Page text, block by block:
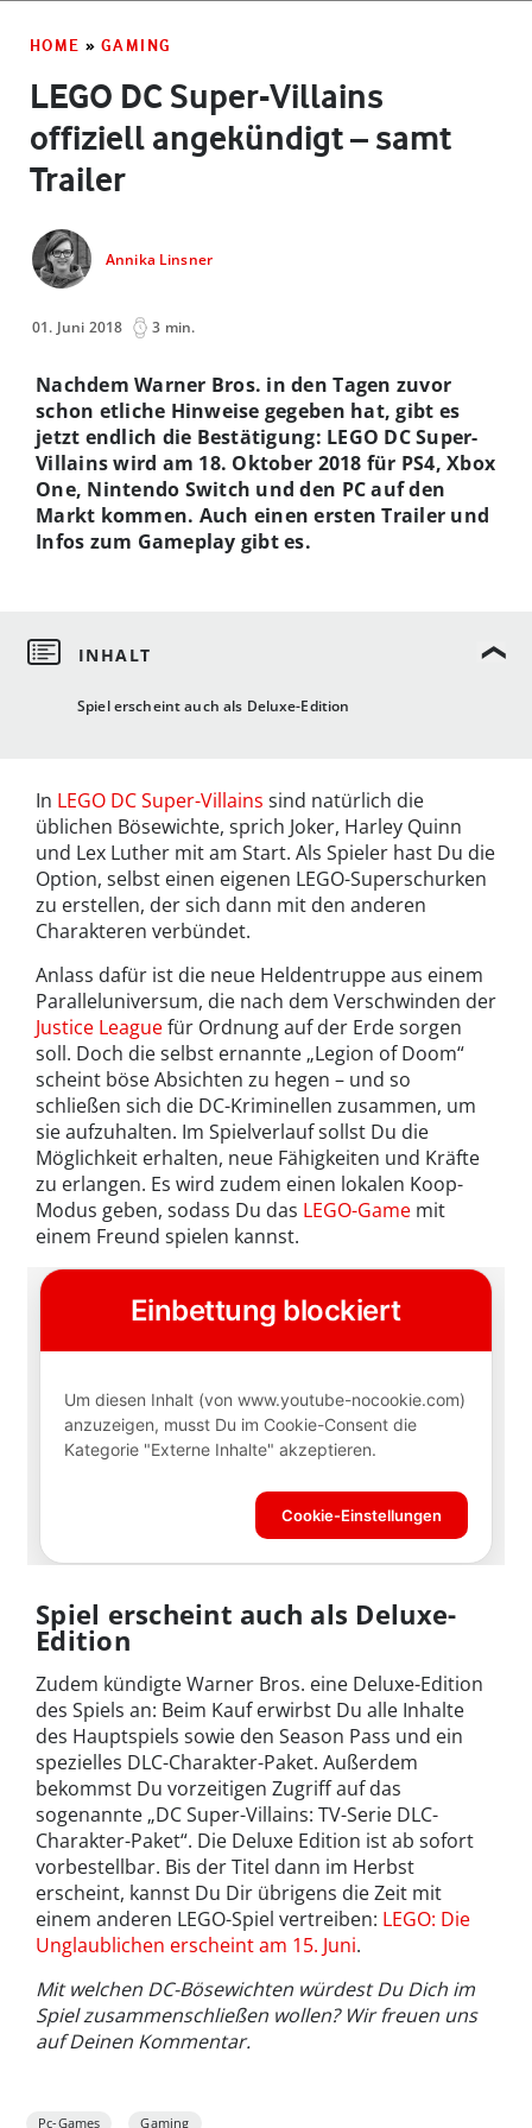
HOME » GAMING
LEGO DC Super-Villains
offiziell angekündigt – samt
Trailer
Annika Linsner
01. Juni 2018 3 min.
Spiel erscheint auch als Deluxe-Edition
Nachdem Warner Bros. in den Tagen zuvor
schon etliche Hinweise gegeben hat, gibt es
jetzt endlich die Bestätigung: LEGO DC Super-
Villains wird am 18. Oktober 2018 für PS4, Xbox
One, Nintendo Switch und den PC auf den
Markt kommen. Auch einen ersten Trailer und
Infos zum Gameplay gibt es.
In LEGO DC Super-Villains sind natürlich die
üblichen Bösewichte, sprich Joker, Harley Quinn
und Lex Luther mit am Start. Als Spieler hast Du die
Option, selbst einen eigenen LEGO-Superschurken
zu erstellen, der sich dann mit den anderen
Charakteren verbündet.
Anlass dafür ist die neue Heldentruppe aus einem
Paralleluniversum, die nach dem Verschwinden der
Justice Leaguefür Ordnung auf der Erde sorgen
soll. Doch die selbst ernannte „Legion of Doom“
scheint böse Absichten zu hegen – und so
schließen sich die DC-Kriminellen zusammen, um
sie aufzuhalten. Im Spielverlauf sollst Du die
Möglichkeit erhalten, neue Fähigkeiten und Kräfte
zu erlangen. Es wird zudem einen lokalen Koop-
Modus geben, sodass Du das LEGO-Game mit
einem Freund spielen kannst.
Spiel erscheint auch als Deluxe-
Edition
Zudem kündigte Warner Bros. eine Deluxe-Edition
des Spiels an: Beim Kauf erwirbst Du alle Inhalte
des Hauptspiels sowie den Season Pass und ein
spezielles DLC-Charakter-Paket. Außerdem
bekommst Du vorzeitigen Zugriff auf das
sogenannte „DC Super-Villains: TV-Serie DLC-
Charakter-Paket“. Die Deluxe Edition ist ab sofort
vorbestellbar. Bis der Titel dann im Herbst
erscheint, kannst Du Dir übrigens die Zeit mit
einem anderen LEGO-Spiel vertreiben: LEGO: Die
Unglaublichen erscheint am 15. Juni.
Mit welchen DC-Bösewichten würdest Du Dich im
Spiel zusammenschließen wollen? Wir freuen uns
auf Deinen Kommentar.
Pc-Games Gaming